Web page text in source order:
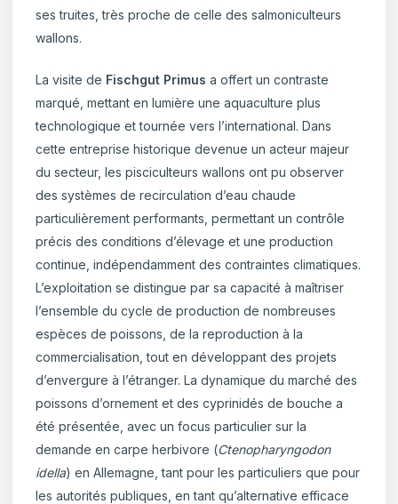
ses truites, très proche de celle des salmoniculteurs
wallons.
La visite de Fischgut Primus a offert un contraste
marqué, mettant en lumière une aquaculture plus
technologique et tournée vers l’international. Dans
cette entreprise historique devenue un acteur majeur
du secteur, les pisciculteurs wallons ont pu observer
des systèmes de recirculation d’eau chaude
particulièrement performants, permettant un contrôle
précis des conditions d’élevage et une production
continue, indépendamment des contraintes climatiques.
L’exploitation se distingue par sa capacité à maîtriser
l’ensemble du cycle de production de nombreuses
espèces de poissons, de la reproduction à la
commercialisation, tout en développant des projets
d’envergure à l’étranger. La dynamique du marché des
poissons d’ornement et des cyprinidés de bouche a
été présentée, avec un focus particulier sur la
demande en carpe herbivore (Ctenopharyngodon
idella) en Allemagne, tant pour les particuliers que pour
les autorités publiques, en tant qu’alternative efficace